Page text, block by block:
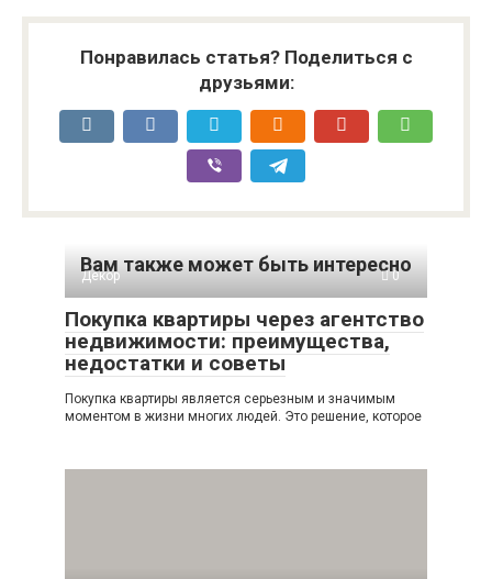
Понравилась статья? Поделиться с
друзьями:
Вам также может быть интересно
Декор 0
Покупка квартиры через агентство
недвижимости: преимущества,
недостатки и советы
Покупка квартиры является серьезным и значимым
моментом в жизни многих людей. Это решение, которое